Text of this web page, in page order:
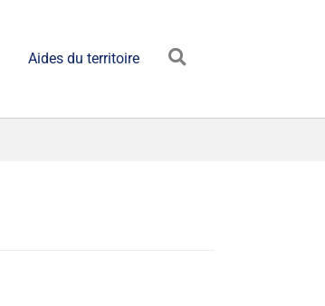
Aides du territoire